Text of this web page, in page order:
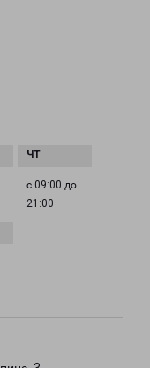
с 09:00 до
21:00